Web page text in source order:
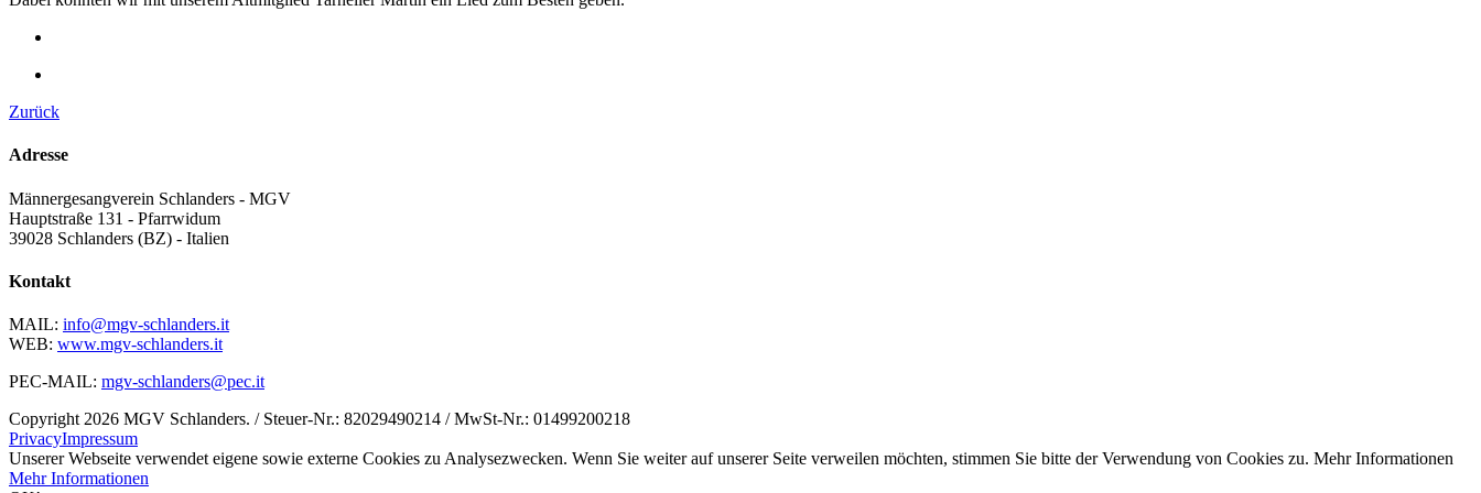
Zurück
Adresse
Männergesangverein Schlanders - MGV
Hauptstraße 131 - Pfarrwidum
39028 Schlanders (BZ) - Italien
Kontakt
MAIL: info@mgv-schlanders.it
WEB: www.mgv-schlanders.it
PEC-MAIL: mgv-schlanders@pec.it
Copyright 2026 MGV Schlanders. / Steuer-Nr.: 82029490214 / MwSt-Nr.: 01499200218
PrivacyImpressum
Unserer Webseite verwendet eigene sowie externe Cookies zu Analysezwecken. Wenn Sie weiter auf unserer Seite verweilen möchten, stimmen Sie bitte der Verwendung von Cookies zu. Mehr Informationen
Mehr Informationen